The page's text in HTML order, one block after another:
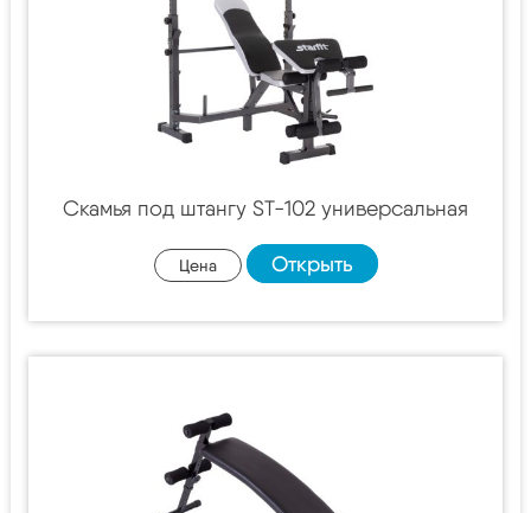
Скамья под штангу ST-102 универсальная
Цена Открыть